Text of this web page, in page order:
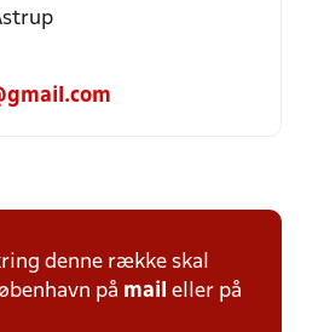
denne række skal
på mail eller på